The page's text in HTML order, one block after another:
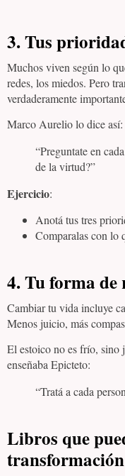
3.Tus
Muchos viven según lo
redes, los miedos. Pero
verdaderamente
Marco Aurelio lo dice así:
“Preguntate en
de la virtud?”
Ejercicio:
Anotá tus tres
Comparalas con lo
4.Tu forma de
Cambiar tu vida incluye
Menos juicio, más
El estoico no es frío, sino
enseñaba Epicteto:
“Tratá a cada
Libros que
transformación